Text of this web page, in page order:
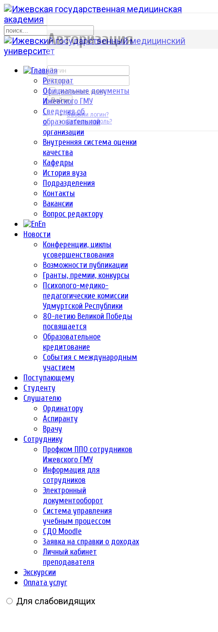
Ректорат
Официальные документы
Ижевского ГМУ
Сведения об
образовательной
организации
Внутренняя система оценки
качества
Кафедры
История вуза
Подразделения
Контакты
Вакансии
Вопрос редактору
En
Новости
Конференции, циклы
усовершенствования
Возможности публикации
Гранты, премии, конкурсы
Психолого-медико-
педагогические комиссии
Удмуртской Республики
80-летию Великой Победы
посвящается
Образовательное
кредитование
События с международным
участием
Поступающему
Студенту
Слушателю
Ординатору
Аспиранту
Врачу
Сотруднику
Профком ППО сотрудников
Ижевского ГМУ
Информация для
сотрудников
Электронный
документооборот
Система управления
учебным процессом
СДО Moodle
Заявка на справки о доходах
Личный кабинет
преподавателя
Экскурсии
Оплата услуг
Для слабовидящих
р
Авторизация
Запомнить меня
Войти
Забыли логин?
Забыли пароль?